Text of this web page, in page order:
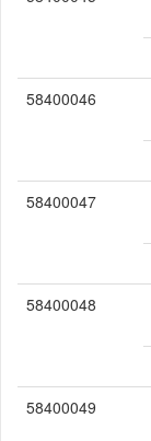
58400046
58400047
58400048
58400049